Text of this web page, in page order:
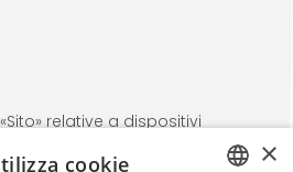
relative a dispositivi
×
cookie